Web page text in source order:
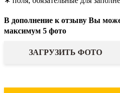
В дополнение к отзыву Вы
максимум 5 фото
ЗАГРУЗИТЬ ФОТО